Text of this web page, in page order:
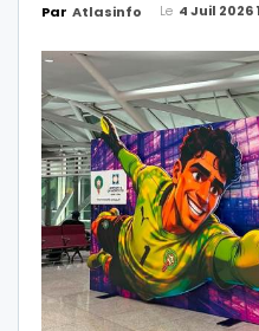
Par Atlasinfo Le 4 Juil 2026